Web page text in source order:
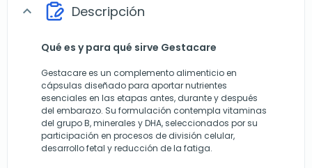
expand_more Descripción
Qué es y para qué sirve Gestacare
Gestacare es un complemento alimenticio en
cápsulas diseñado para aportar nutrientes
esenciales en las etapas antes, durante y después
del embarazo. Su formulación contempla vitaminas
del grupo B, minerales y DHA, seleccionados por su
participación en procesos de división celular,
desarrollo fetal y reducción de la fatiga.